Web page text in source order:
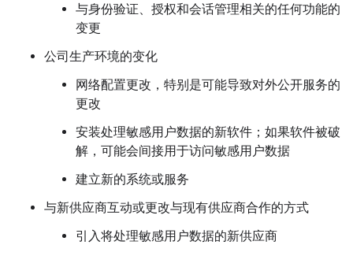
与身份验证、授权和会话管理相关的任何功能的
变更
公司生产环境的变化
网络配置更改，特别是可能导致对外公开服务的
更改
安装处理敏感用户数据的新软件；如果软件被破
解，可能会间接用于访问敏感用户数据
建立新的系统或服务
与新供应商互动或更改与现有供应商合作的方式
引入将处理敏感用户数据的新供应商